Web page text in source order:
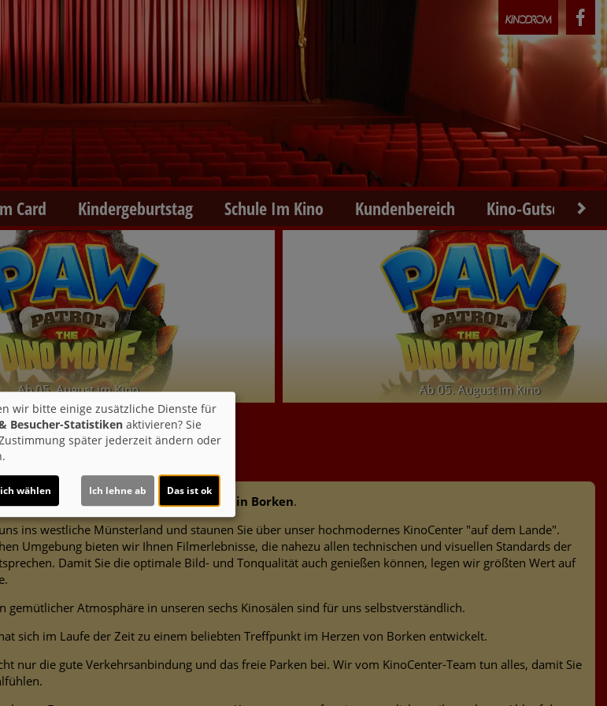
Card Kindergeburtstag Schule Im Kino Kundenbereich Kino-Gutscheine
Ab 05. August im Kino Ab 05. August im Kino
in unserem gemütlichenKinoCenter in Borken.
ins westliche Münsterland und staunen Sie über unser hochmodernes KinoCenter "auf dem Lande".
Umgebung bieten wir Ihnen Filmerlebnisse, die nahezu allen technischen und visuellen Standards der
Damit Sie die optimale Bild- und Tonqualität auch genießen können, legen wir größten Wert auf
gemütlicher Atmosphäre in unseren sechs Kinosälen sind für uns selbstverständlich.
sich im Laufe der Zeit zu einem beliebten Treffpunkt im Herzen von Borken entwickelt.
nur die gute Verkehrsanbindung und das freie Parken bei. Wir vom KinoCenter-Team tun alles, damit Sie
wir bitte einige zusätzliche Dienste für
Besucher-Statistiken aktivieren? Sie
später jederzeit ändern oder
wählen Ich lehne ab Das ist ok